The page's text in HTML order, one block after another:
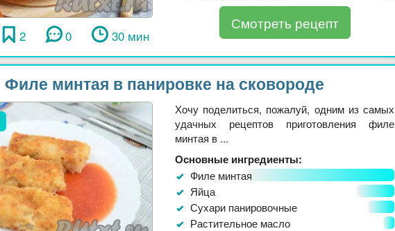
2 0 30 мин
Смотреть рецепт
Филе минтая в панировке на сковороде
Хочу поделиться, пожалуй, одним из самых
удачных рецептов приготовления филе
минтая в ...
Основные ингредиенты:
Филе минтая
Яйца
Сухари панировочные
Растительное масло